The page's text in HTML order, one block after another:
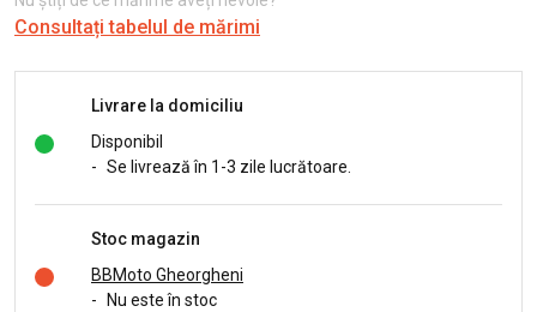
Consultați tabelul de mărimi
Livrare la domiciliu
Disponibil
- Se livrează în 1-3 zile lucrătoare.
Stoc magazin
BBMoto Gheorgheni
-
Nu este în stoc